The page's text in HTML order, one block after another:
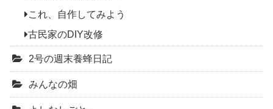
これ、自作してみよう
古民家のDIY改修
2号の週末養蜂日記
みんなの畑